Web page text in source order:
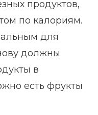
продуктов,
по калориям.
для
должны
в
есть фрукты